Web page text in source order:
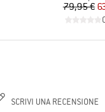
79,95 €
SCRIVI UNA RECENSIONE